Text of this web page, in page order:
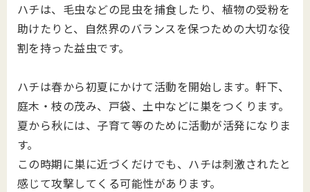
ハチは、毛虫などの昆虫を捕食したり、植物の受粉を
助けたりと、自然界のバランスを保つための大切な役
割を持った益虫です。
ハチは春から初夏にかけて活動を開始します。軒下、
庭木・枝の茂み、戸袋、土中などに巣をつくります。
夏から秋には、子育て等のために活動が活発になりま
す。
この時期に巣に近づくだけでも、ハチは刺激されたと
感じて攻撃してくる可能性があります。